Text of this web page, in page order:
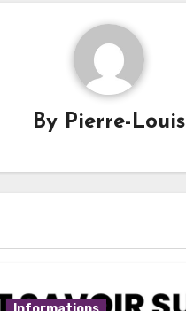
By Pierre-Louis